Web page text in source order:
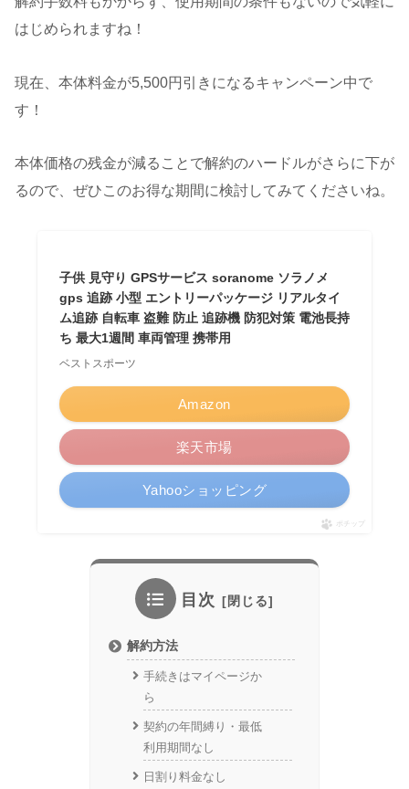
はじめられますね！
現在、本体料金が5,500円引きになるキャンペーン中で
す！
本体価格の残金が減ることで解約のハードルがさらに下が
るので、ぜひこのお得な期間に検討してみてくださいね。
子供 見守り GPSサービス soranome ソラノメ
gps 追跡 小型 エントリーパッケージ リアルタイ
ム追跡 自転車 盗難 防止 追跡機 防犯対策 電池長持
ち 最大1週間 車両管理 携帯用
ベストスポーツ
Amazon
楽天市場
Yahooショッピング
ポチップ
目次
解約方法
手続きはマイページか
ら
契約の年間縛り・最低
利用期間なし
日割り料金なし